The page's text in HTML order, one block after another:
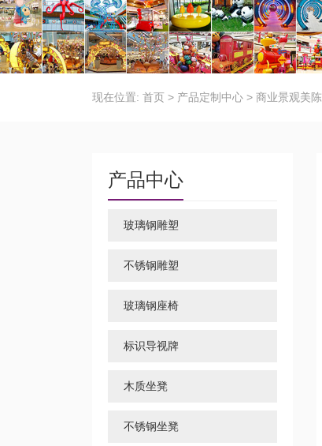
现在位置: 首页 > 产品定制中心 > 商业景观美陈
产品中心
玻璃钢雕塑
不锈钢雕塑
玻璃钢座椅
标识导视牌
木质坐凳
不锈钢坐凳